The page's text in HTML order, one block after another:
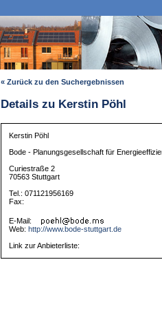
« Zurück zu den Suchergebnissen
Details zu Kerstin Pöhl
Kerstin Pöhl
Bode - Planungsgesellschaft für
Curiestraße 2
70563 Stuttgart
Tel.: 071121956169
Fax:
E-Mail:
Web: http://www.bode-stuttgart.de
Link zur Anbieterliste: